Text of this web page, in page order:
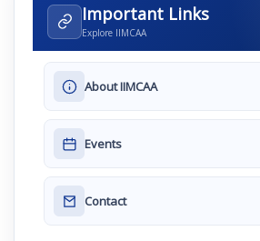
Important Links
Explore IIMCAA
About IIMCAA
Events
Contact